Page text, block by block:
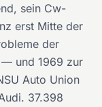
sein Cw-
erst Mitte der
der
— und 1969 zur
Auto Union
37.398